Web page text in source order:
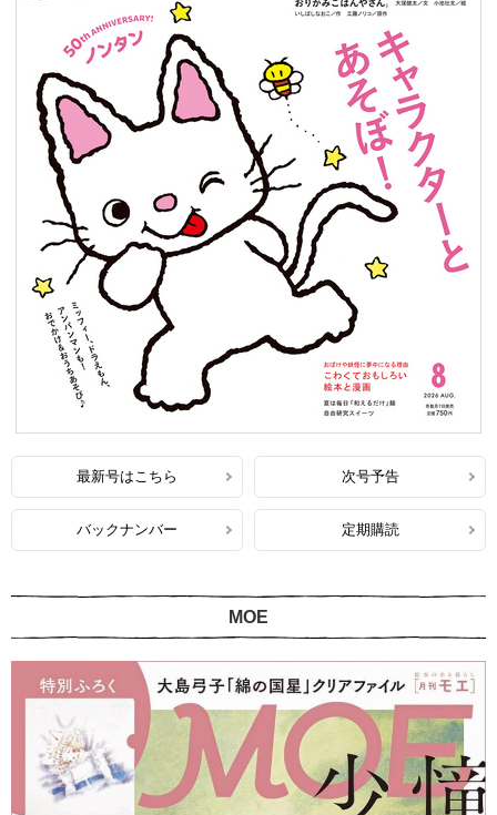
最新号はこちら 次号予告
バックナンバー 定期購読
MOE